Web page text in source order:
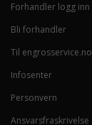
Forhandler logg inn
Bli forhandler
Til engrosservice.no
Infosenter
Personvern
Ansvarsfraskrivelse